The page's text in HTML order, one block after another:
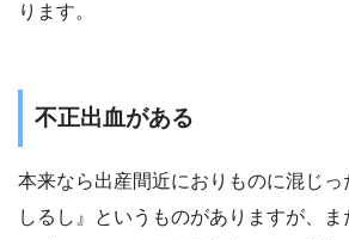
ります。
不正出血がある
本来なら出産間近におりものに混じ
しるし』というものがありますが、